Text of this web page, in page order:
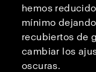
hemos
mínimo
recubiertos de
cambiar los
oscuras.